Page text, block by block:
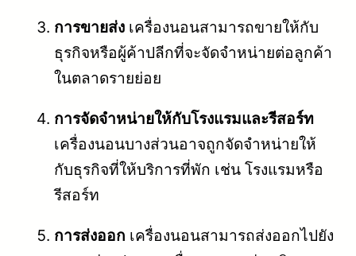
การขายส่ง เครื่องนอนสามารถขายให้กับ
ธุรกิจหรือผู้ค้าปลีกที่จะจัดจำหน่ายต่อลูกค้า
ในตลาดรายย่อย
การจัดจำหน่ายให้กับโรงแรมและรีสอร์ท
เครื่องนอนบางส่วนอาจถูกจัดจำหน่ายให้
กับธุรกิจที่ให้บริการที่พัก เช่น โรงแรมหรือ
รีสอร์ท
การส่งออก เครื่องนอนสามารถส่งออกไปยัง